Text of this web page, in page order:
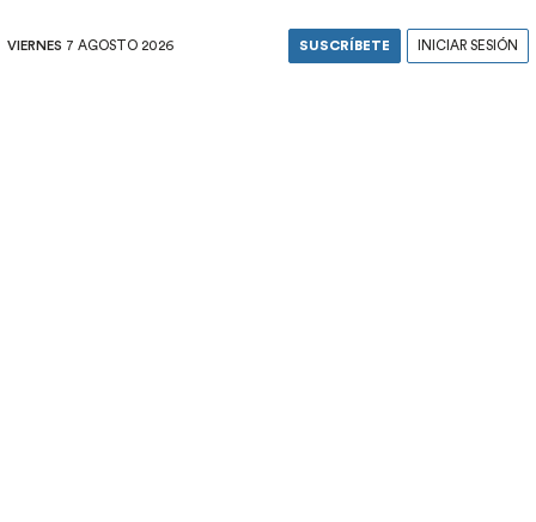
VIERNES 7 AGOSTO 2026 SUSCRÍBETE INICIAR SESIÓN